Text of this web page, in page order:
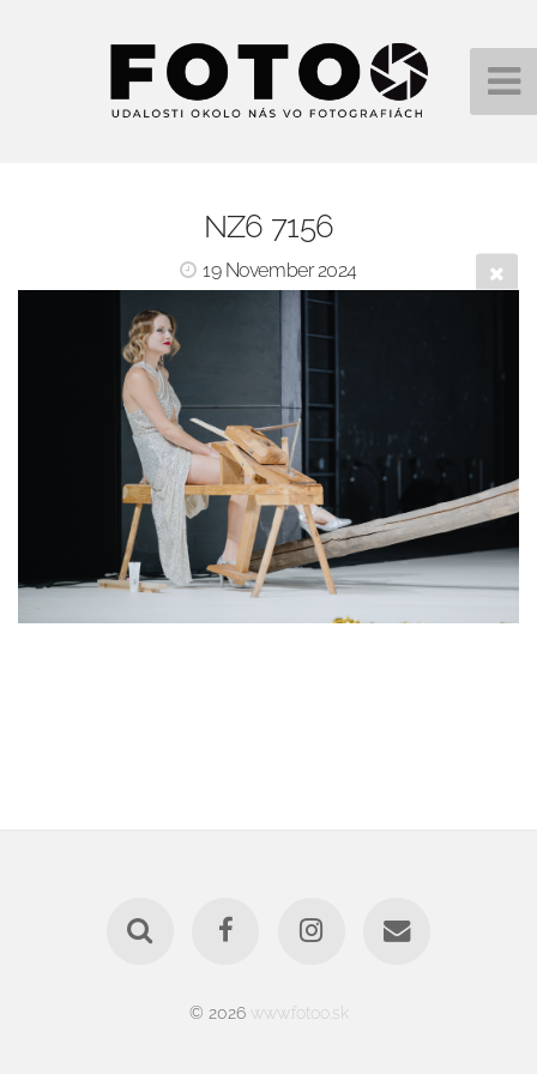
NZ6 7156
19 November 2024
© 2026 www.fotoo.sk